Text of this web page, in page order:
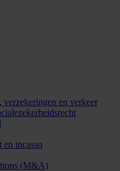
verzekeringen en verkeer
en incasso
(M&A)